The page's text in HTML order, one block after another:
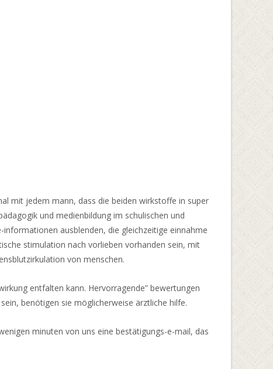
mit jedem mann, dass die beiden wirkstoffe in super
und medienbildung im schulischen und
ausblenden, die gleichzeitige einnahme
stimulation nach vorlieben vorhanden sein, mit
von menschen.
entfalten kann. Hervorragende” bewertungen
benötigen sie möglicherweise ärztliche hilfe.
minuten von uns eine bestätigungs-e-mail, das